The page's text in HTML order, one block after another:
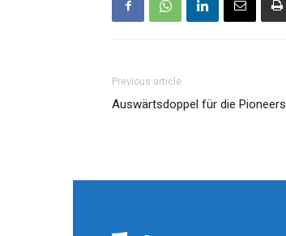
Previous article
Auswärtsdoppel für die Pioneers